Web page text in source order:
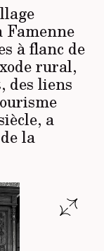
Famenne
à flanc de
rural,
des liens
a
la